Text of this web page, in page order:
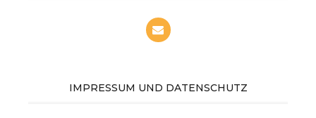
IMPRESSUM UND DATENSCHUTZ